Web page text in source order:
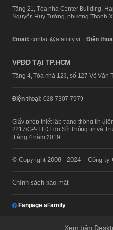
Tầng 21, Tòa nhà Center Building,
Nguyễn Huy Tưởng, phường Thanh
Email: contact@afamily.vn | Điện
VPĐD TẠI TP.HCM
Tầng 4, Tòa nhà 123, số 127 Võ Văn
Điện thoại: 028 7307 7979
Giấy phép thiết lập trang thông tin
2217/GP-TTĐT do Sở Thông tin và
tháng 4 năm 2019
© Copyright 2008 - 2024 – Công ty
Chính sách bảo mật
Fanpage aFamily
Xem bản